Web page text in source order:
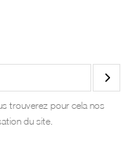
trouverez pour cela nos
du site.